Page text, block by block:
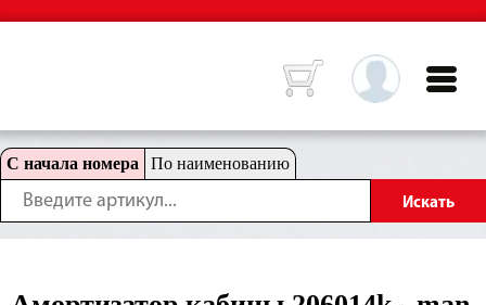
С начала номера По наименованию